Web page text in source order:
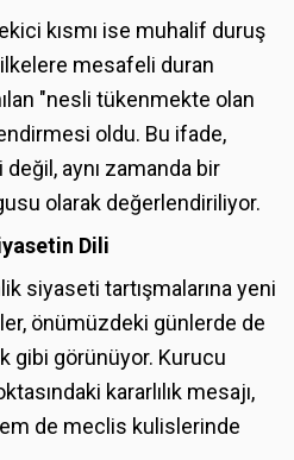
kısmı ise muhalif duruş
mesafeli duran
"nesli tükenmekte olan
oldu. Bu ifade,
aynı zamanda bir
olarak değerlendiriliyor.
Dili
siyaseti tartışmalarına yeni
önümüzdeki günlerde de
gibi görünüyor. Kurucu
kararlılık mesajı,
de meclis kulislerinde